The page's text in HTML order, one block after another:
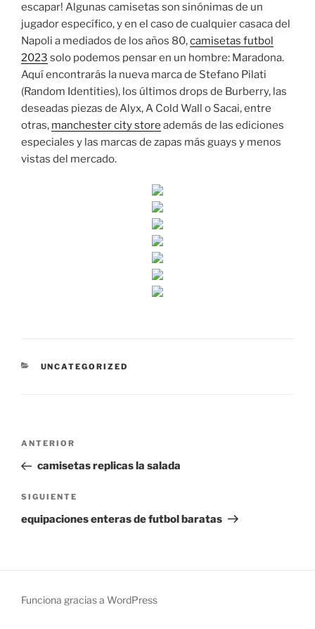
escapar! Algunas camisetas son sinónimas de un
jugador específico, y en el caso de cualquier casaca del
Napoli a mediados de los años 80,camisetas futbol
2023 solo podemos pensar en un hombre: Maradona.
Aquí encontrarás la nueva marca de Stefano Pilati
(Random Identities), los últimos drops de Burberry, las
deseadas piezas de Alyx, A Cold Wall o Sacai, entre
otras, manchester city store además de las ediciones
especiales y las marcas de zapas más guays y menos
vistas del mercado.
CATEGORÍAS
UNCATEGORIZED
Navegación
entradas
Entrada
anterior:
ANTERIOR
camisetas replicas la salada
Siguiente
entrada
SIGUIENTE
equipaciones enteras de futbol baratas
Funciona gracias a WordPress